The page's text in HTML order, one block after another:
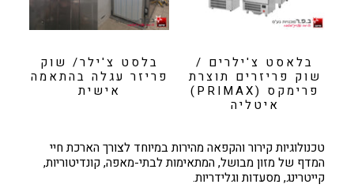
בלאסט צ'ילרים /
שוק פריזרים תוצרת
פרימקס (PRIMAX)
איטליה
בלסט צ'ילר/ שוק
פריזר עגלה בהתאמה
אישית
טכנולוגיות קירור והקפאה מהירות במיוחד לצורך הארכת חיי
המדף של מזון מבושל, המתאימות לבתי-מאפה, קונדיטוריות,
קייטרינג, מסעדות וגלידריות.